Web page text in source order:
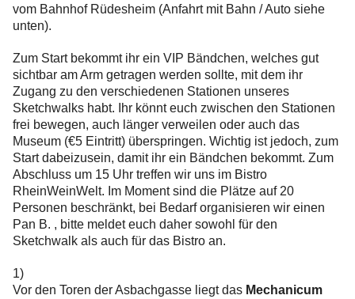
Folge
uns
auf
Instagram
Info
vom Bahnhof Rüdesheim (Anfahrt mit Bahn / Auto siehe
unten).
Zum Start bekommt ihr ein VIP Bändchen, welches gut
sichtbar am Arm getragen werden sollte, mit dem ihr
Zugang zu den verschiedenen Stationen unseres
Sketchwalks habt. Ihr könnt euch zwischen den Stationen
frei bewegen, auch länger verweilen oder auch das
Museum (€5 Eintritt) überspringen. Wichtig ist jedoch, zum
Start dabeizusein, damit ihr ein Bändchen bekommt. Zum
Abschluss um 15 Uhr treffen wir uns im Bistro
RheinWeinWelt. Im Moment sind die Plätze auf 20
Personen beschränkt, bei Bedarf organisieren wir einen
Pan B. , bitte meldet euch daher sowohl für den
Sketchwalk als auch für das Bistro an.
1)
Vor den Toren der Asbachgasse liegt das Mechanicum